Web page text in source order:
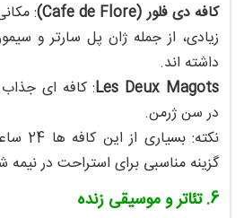
کافه دی فلور (Cafe de Flore)
:
زیادی، از جمله ژان پل سارتر و
داشته‌ اند.
Les Deux Magots: کافه‌ ای جذاب
در سن ژرمن.
نکته:
گزینه مناسبی برای استراحت در
6. تئاتر و موسیقی زنده